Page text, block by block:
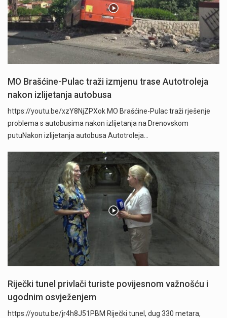
MO Brašćine-Pulac traži izmjenu trase Autotroleja
nakon izlijetanja autobusa
https://youtu.be/xzY8NjZPXok MO Brašćine-Pulac traži rješenje
problema s autobusima nakon izlijetanja na Drenovskom
putuNakon izlijetanja autobusa Autotroleja…
Riječki tunel privlači turiste povijesnom važnošću i
ugodnim osvježenjem
https://youtu.be/jr4h8J51PBM Riječki tunel, dug 330 metara,